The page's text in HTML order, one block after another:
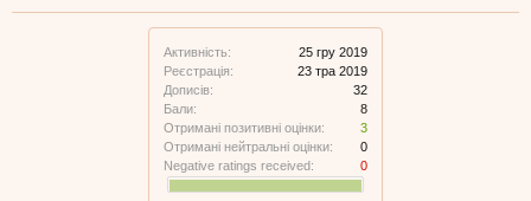
Активність:
25 гру 2019
Реєстрація:
23 тра 2019
Дописів:
32
Бали:
8
Отримані позитивні оцінки:
3
Отримані нейтральні оцінки:
0
Negative ratings received:
0